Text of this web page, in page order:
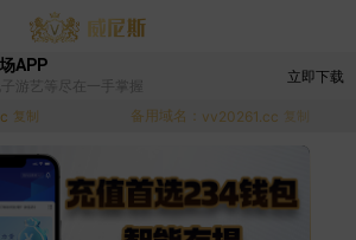
APP
子游艺等尽在一手掌握
立即下载
复制 备用域名： vv20261.cc 复制